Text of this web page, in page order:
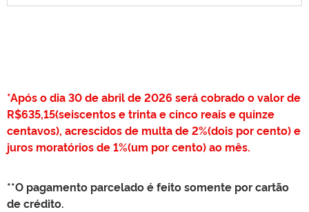
*Após o dia 30 de abril de 2026 será cobrado o valor de
R$635,15(seiscentos e trinta e cinco reais e quinze
centavos), acrescidos de multa de 2%(dois por cento) e
juros moratórios de 1%(um por cento) ao mês.
**O pagamento parcelado é feito somente por cartão
de crédito.